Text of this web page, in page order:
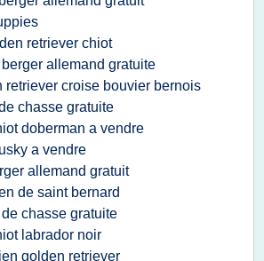
retriever chiot
allemand gratuite
retriever croise bouvier bernois
chasse gratuite
doberman a vendre
a vendre
allemand gratuit
de saint bernard
chasse gratuite
labrador noir
golden retriever